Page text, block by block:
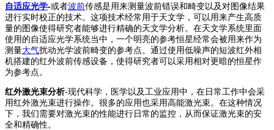
自适应光学-或者波前传感是用来测量波前错误和畸变以及对图像结果
进行实时校正的技术。这项技术经常用于天文学，可以用来产生高质
量的图像使得研究者能够进行精确的天文学分析。在天文学系统里面
使用的自适应光学系统当中，一个明亮的参考恒星经常会被用来作为
测量大气扰动光学波前畸变的参考点。通过使用低噪声的短波红外相
机搭建的红外波前传感设备，使得研究者可以采用相对更暗的恒星作
为参考点。
红外激光束分析-现代科学，医学以及工业应用中，在日常工作中会采
用红外激光束进行操作。很多的应用也采用高能激光束。在这种情况
下，我们需要对激光束的性能进行日常的监控，从而保证激光束的安
全和精确性。